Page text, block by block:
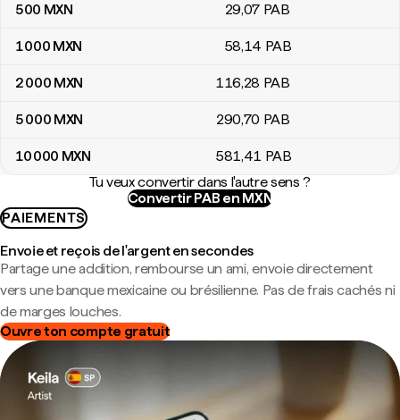
500 MXN 29,07 PAB
1 000 MXN 58,14 PAB
2 000 MXN 116,28 PAB
5 000 MXN 290,70 PAB
10 000 MXN 581,41 PAB
Tu veux convertir dans l'autre sens ?
Convertir PAB en MXN
PAIEMENTS
Envoie et reçois de l'argent en secondes
Partage une addition, rembourse un ami, envoie directement
vers une banque mexicaine ou brésilienne. Pas de frais cachés ni
de marges louches.
Ouvre ton compte gratuit